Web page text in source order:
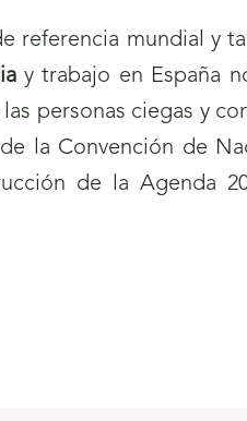
referencia mundial y
y trabajo en España
personas ciegas y
la Convención de
de la Agenda